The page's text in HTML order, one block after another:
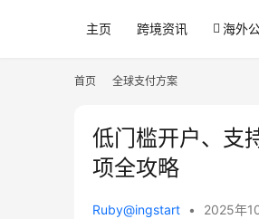
主页 跨境资讯 海外
首页 全球支付方案
低门槛开户、支
项全攻略
Ruby@ingstart • 2025年